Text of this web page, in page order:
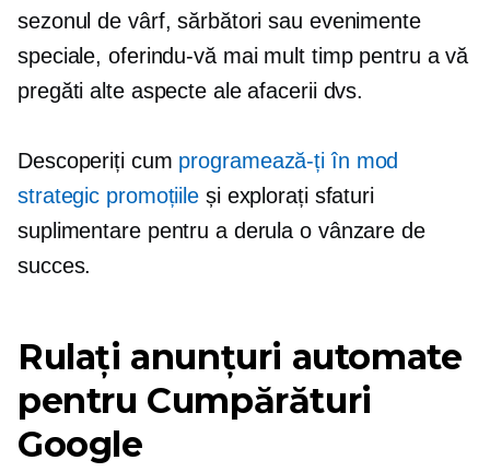
sezonul de vârf, sărbători sau evenimente
speciale, oferindu-vă mai mult timp pentru a vă
pregăti alte aspecte ale afacerii dvs.
Descoperiți cum programează-ți în mod
strategic promoțiile și explorați sfaturi
suplimentare pentru a derula o vânzare de
succes.
Rulați anunțuri automate
pentru Cumpărături
Google